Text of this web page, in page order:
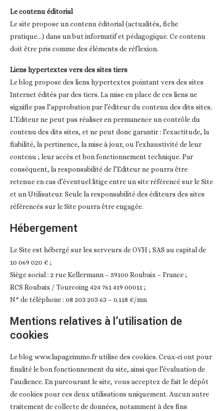
Le contenu éditorial
Le site propose un contenu éditorial (actualités, fiche
pratique…) dans un but informatif et pédagogique. Ce contenu
doit être pris comme des éléments de réflexion.
Liens hypertextes vers des sites tiers
Le blog propose des liens hypertextes pointant vers des sites
Internet édités par des tiers. La mise en place de ces liens ne
signifie pas l’approbation par l’éditeur du contenu des dits sites.
L’Editeur ne peut pas réaliser en permanence un contrôle du
contenu des dits sites, et ne peut donc garantir : l’exactitude, la
fiabilité, la pertinence, la mise à jour, ou l’exhaustivité de leur
contenu ; leur accès et bon fonctionnement technique. Par
conséquent, la responsabilité de l’Editeur ne pourra être
retenue en cas d’éventuel litige entre un site référencé sur le Site
et un Utilisateur. Seule la responsabilité des éditeurs des sites
référencés sur le Site pourra être engagée.
Hébergement
Le Site est hébergé sur les serveurs de OVH ; SAS au capital de
10 069 020 € ;
Siège social : 2 rue Kellermann – 59100 Roubaix – France ;
RCS Roubaix / Tourcoing 424 761 419 00011 ;
N° de téléphone : 08 203 203 63 – 0.118 €/mn
Mentions relatives à l’utilisation de
cookies
Le blog www.lapageimmo.fr utilise des cookies. Ceux-ci ont pour
finalité le bon fonctionnement du site, ainsi que l’évaluation de
l’audience. En parcourant le site, vous acceptez de fait le dépôt
de cookies pour ces deux utilisations uniquement. Aucun autre
traitement de collecte de données, notamment à des fins